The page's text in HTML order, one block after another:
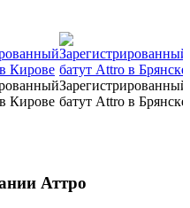
Кирове
Зарегистрированный
батут Attro в Брянске
Аттро